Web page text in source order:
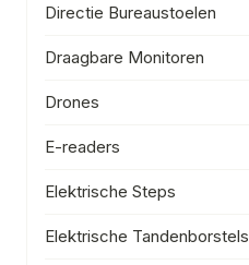
Directie Bureaustoelen
Draagbare Monitoren
Drones
E-readers
Elektrische Steps
Elektrische Tandenborstels